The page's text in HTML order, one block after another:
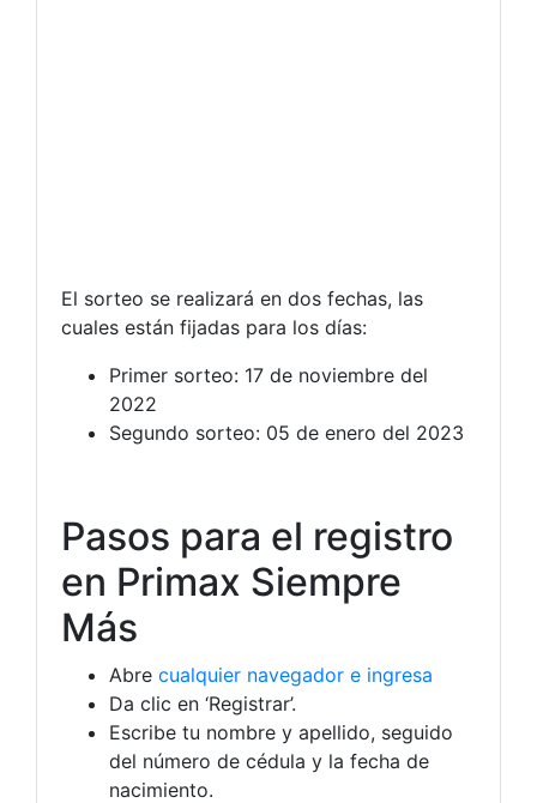
El sorteo se realizará en dos fechas, las
cuales están fijadas para los días:
Primer sorteo: 17 de noviembre del
2022
Segundo sorteo: 05 de enero del 2023
Pasos para el registro
en Primax Siempre
Más
Abre cualquier navegador e ingresa
Da clic en ‘Registrar’.
Escribe tu nombre y apellido, seguido
del número de cédula y la fecha de
nacimiento.